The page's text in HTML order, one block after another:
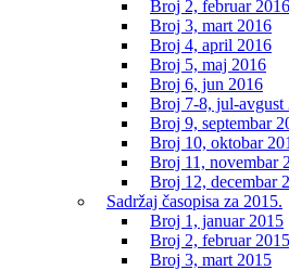
Broj 2, februar 2016
Broj 3, mart 2016
Broj 4, april 2016
Broj 5, maj 2016
Broj 6, jun 2016
Broj 7-8, jul-avgust
Broj 9, septembar
Broj 10, oktobar
Broj 11, novembar
Broj 12, decembar
Sadržaj časopisa za 2015.
Broj 1, januar 2015
Broj 2, februar 2015
Broj 3, mart 2015